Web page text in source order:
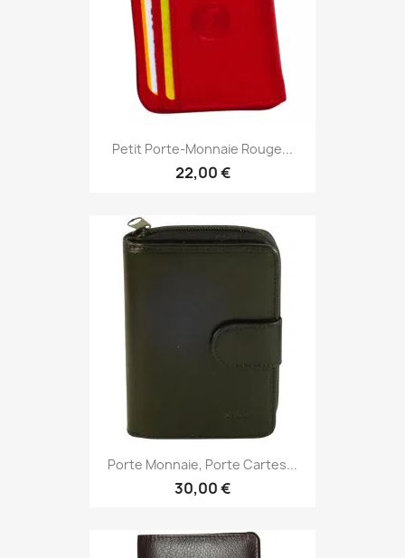
Petit Porte-Monnaie Rouge...
22,00 €
Porte Monnaie, Porte Cartes...
30,00 €